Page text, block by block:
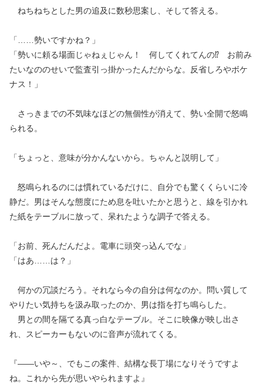
ねちねちとした男の追及に数秒思案し、そして答える。
「……勢いですかね？」
「勢いに頼る場面じゃねぇじゃん！ 何してくれてんの⁉ お前み
たいなののせいで監査引っ掛かったんだからな。反省しろやボケ
ナス！」
さっきまでの不気味なほどの無個性が消えて、勢い全開で怒鳴
られる。
「ちょっと、意味が分かんないから。ちゃんと説明して」
怒鳴られるのには慣れているだけに、自分でも驚くくらいに冷
静だ。男はそんな態度にため息を吐いたかと思うと、線を引かれ
た紙をテーブルに放って、呆れたような調子で答える。
「お前、死んだんだよ。電車に頭突っ込んでな」
「はあ……は？」
何かの冗談だろう。それなら今の自分は何なのか。問い質して
やりたい気持ちを汲み取ったのか、男は指を打ち鳴らした。
男との間を隔てる真っ白なテーブル。そこに映像が映し出さ
れ、スピーカーもないのに音声が流れてくる。
『――いや～、でもこの案件、結構な長丁場になりそうですよ
ね。これから先が思いやられますよ』